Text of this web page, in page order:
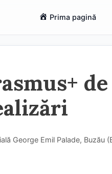
Prima pagină
George Emil Palade, Buzău